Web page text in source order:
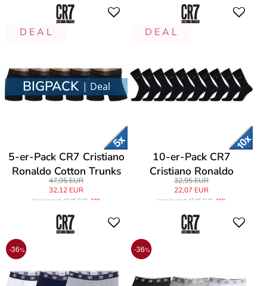
D E A L
BIGPACK | Deal
5-er-Pack CR7 Cristiano
Ronaldo Cotton Trunks
47,95 EUR
32,12 EUR
Ursprünglich 47,95 EUR -33%
D E A L
10-er-Pack CR7
Cristiano Ronaldo
Everyday Socks
32,95 EUR
22,07 EUR
Ursprünglich 32,95 EUR -33%
-36% -36%